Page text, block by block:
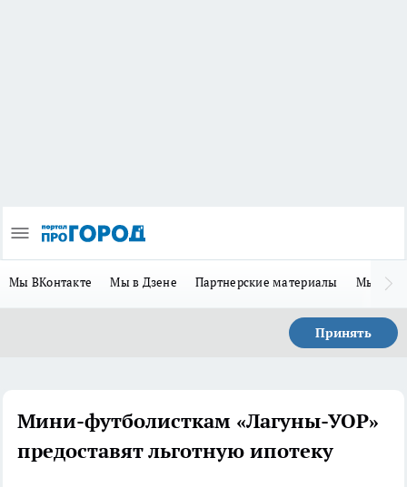
Мы ВКонтакте Мы в Дзене Партнерские материалы Мы в
Принять
Мини-футболисткам «Лагуны-УОР»
предоставят льготную ипотеку